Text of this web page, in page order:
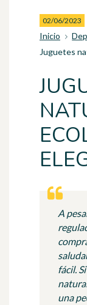
02/06/2023
Inicio
Juguetes
A
fácil.
una